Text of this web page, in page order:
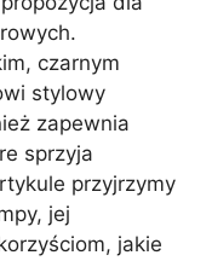
czarnym
stylowy
zapewnia
sprzyja
przyjrzymy
jej
jakie